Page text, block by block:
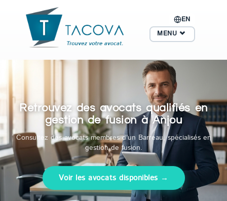
EN
MENU
Retrouvez des avocats qualifiés en
gestion de fusion à Anjou
Consultez des avocats membres d'un Barreau, spécialisés en
gestion de fusion.
Voir les avocats disponibles →